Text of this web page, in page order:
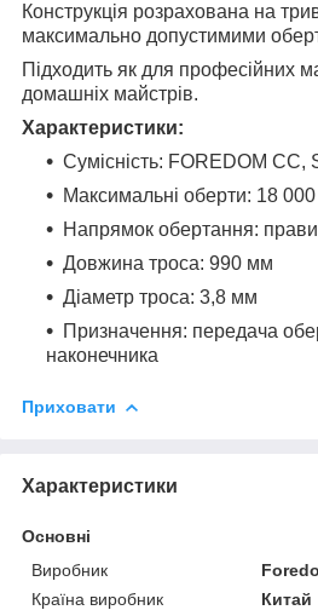
Конструкція розрахована на
максимально допустимими
Підходить як для професійних
домашніх майстрів.
Характеристики:
Сумісність: FOREDOM CC,
Максимальні оберти: 18
Напрямок обертання:
Довжина троса: 990 мм
Діаметр троса: 3,8 мм
Призначення: передача
наконечника
Приховати
Характеристики
Основні
Виробник
Країна виробник
Китай